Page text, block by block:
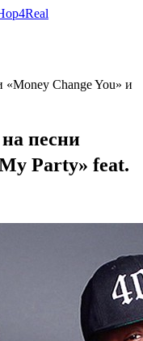
Change You» и
песни
Party» feat.